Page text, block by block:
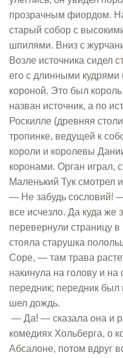
прозрачным фиордом.
старый собор с
шпилями. Вниз с
Возле источника сидел
его с длинными
короной. Это был
назван источник, а по
Роскилле (древняя
тропинке, ведущей к
короли и королевы
коронами. Орган играл,
Маленький Тук смотрел
— Не забудь сословий!
все исчезло. Да куда же
перевернули страницу
стояла старушка
Соре, — там трава
накинула на голову и
передник; передник
шел дождь.
— Да! — сказала она и
комедиях Хольберга, о
Абсалоне, потом вдруг